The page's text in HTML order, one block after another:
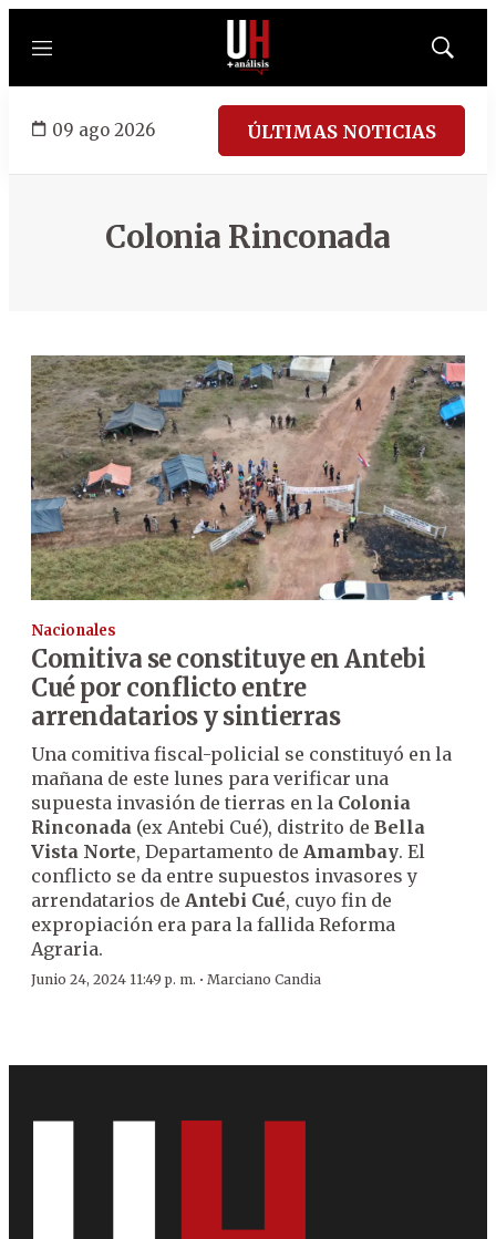
Menú
Mostrar
09 ago 2026 ÚLTIMAS NOTICIAS
Colonia Rinconada
Nacionales
Comitiva se constituye en Antebi
Cué por conflicto entre
arrendatarios y sintierras
Una comitiva fiscal-policial se constituyó en la
mañana de este lunes para verificar una
supuesta invasión de tierras en la Colonia
Rinconada (ex Antebi Cué), distrito de Bella
Vista Norte, Departamento de Amambay. El
conflicto se da entre supuestos invasores y
arrendatarios de Antebi Cué, cuyo fin de
expropiación era para la fallida Reforma
Agraria.
Junio 24, 2024 11:49 p. m. · Marciano Candia